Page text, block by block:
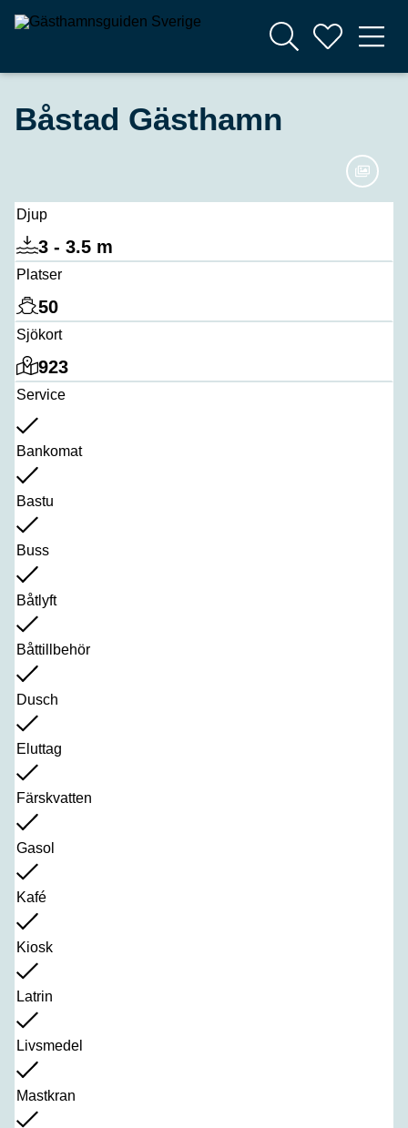
Båstad Gästhamn
Djup
3 - 3.5 m
Platser
50
Sjökort
923
Service
Bankomat
Bastu
Buss
Båtlyft
Båttillbehör
Dusch
Eluttag
Färskvatten
Gasol
Kafé
Kiosk
Latrin
Livsmedel
Mastkran